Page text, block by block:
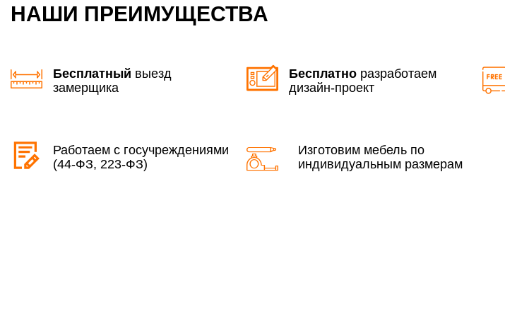
НАШИ ПРЕИМУЩЕСТВА
Бесплатный выезд
замерщика
Бесплатно разработаем
дизайн-проект
Работаем с госучреждениями
(44-ФЗ, 223-ФЗ)
Изготовим мебель по
индивидуальным размерам